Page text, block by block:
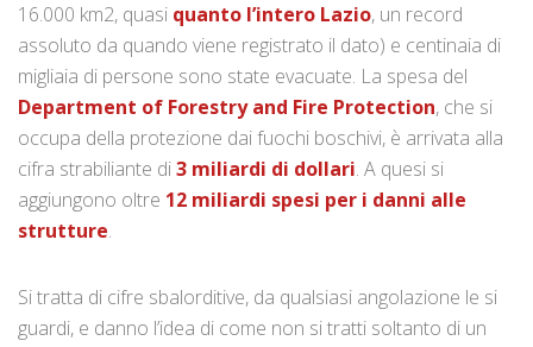
16.000 km2, quasi quanto l’intero Lazio, un record
assoluto da quando viene registrato il dato) e centinaia di
migliaia di persone sono state evacuate. La spesa del
Department of Forestry and Fire Protection, che si
occupa della protezione dai fuochi boschivi, è arrivata alla
cifra strabiliante di3 miliardi di dollari. A quesi si
aggiungono oltre 12 miliardi spesi per i danni alle
strutture.
Si tratta di cifre sbalorditive, da qualsiasi angolazione le si
guardi, e danno l’idea di come non si tratti soltanto di un